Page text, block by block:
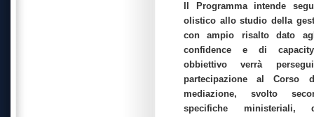
Il Programma intende
olistico allo studio della
con ampio risalto dato
confidence e di
obbiettivo verrà
partecipazione al Corso
mediazione, svolto
specifiche